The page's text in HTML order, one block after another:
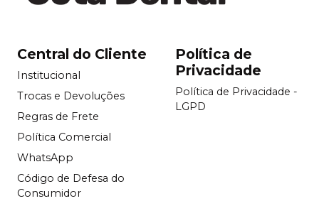
Central do Cliente
Institucional
Trocas e Devoluções
Regras de Frete
Política Comercial
WhatsApp
Código de Defesa do
Consumidor
Política de
Privacidade
Política de Privacidade -
LGPD